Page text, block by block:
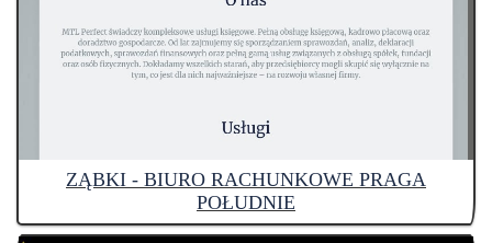
ZĄBKI - BIURO RACHUNKOWE PRAGA
POŁUDNIE